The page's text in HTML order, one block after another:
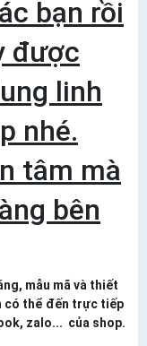
bạn rồi
được
linh
nhé.
tâm mà
bên
mẫu mã và thiết
có thể đến trực tiếp
zalo... của shop.